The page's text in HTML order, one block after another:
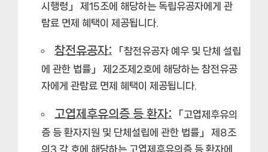
시행령」 제15조에 해당하는 독립유공자에게 관
람료 면제 혜택이 제공됩니다.
참전유공자: 「참전유공자 예우 및 단체 설립
에 관한 법률」 제2조제2호에 해당하는 참전유공
자에게 관람료 면제 혜택이 제공됩니다.
고엽제후유의증 등 환자: 「고엽제후유의
증 등 환자지원 및 단체설립에 관한 법률」 제8조
의3 각 호에 해당하는 고엽제후유의증 등 환자에